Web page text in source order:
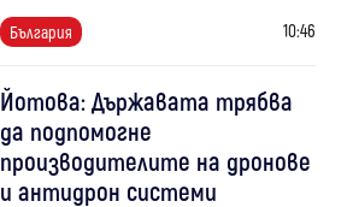
България 10:46
Йотова: Държавата трябва
да подпомогне
производителите на дронове
и антидрон системи